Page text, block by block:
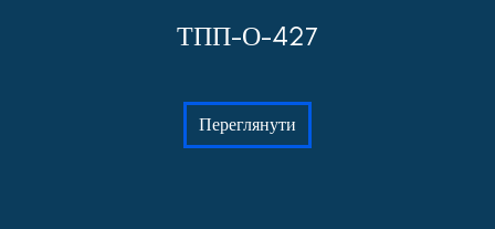
ТПП-О-427
Переглянути